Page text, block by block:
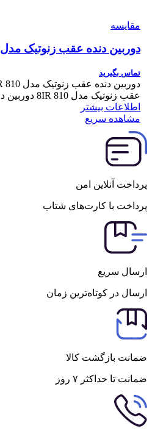
مقایسه
دوربین دنده عقب زنوتیک مدل 810 8IR
تماس بگیرید
عقب زنوتیک مدل 810 8IR دوربین دنده عقب زنوتیک مدل
اطلاعات بیشتر
مشاهده سریع
پرداخت آنلاین امن
پرداخت با کارت‌های شتاب
ارسال سریع
ارسال در کوتاه‌ترین زمان
ضمانت بازگشت کالا
ضمانت تا حداکثر ۷ روز